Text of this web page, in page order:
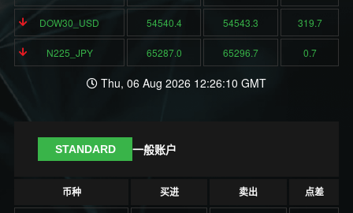
DOW30_USD 54540.4 54543.3 319.7
N225_JPY 65287.0 65296.7 0.7
Thu, 06 Aug 2026 12:26:10 GMT
STANDARD 一般账户
币种 买进 卖出 点差